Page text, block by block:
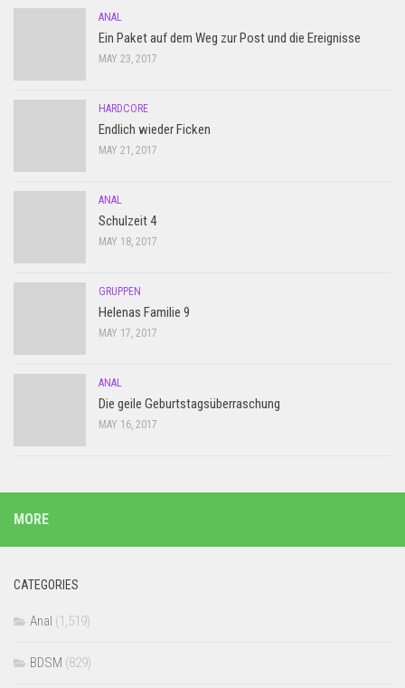
ANAL
Ein Paket auf dem Weg zur Post und die Ereignisse
MAY 23, 2017
HARDCORE
Endlich wieder Ficken
MAY 21, 2017
ANAL
Schulzeit 4
MAY 18, 2017
GRUPPEN
Helenas Familie 9
MAY 17, 2017
ANAL
Die geile Geburtstagsüberraschung
MAY 16, 2017
MORE
CATEGORIES
Anal (1,519)
BDSM (829)